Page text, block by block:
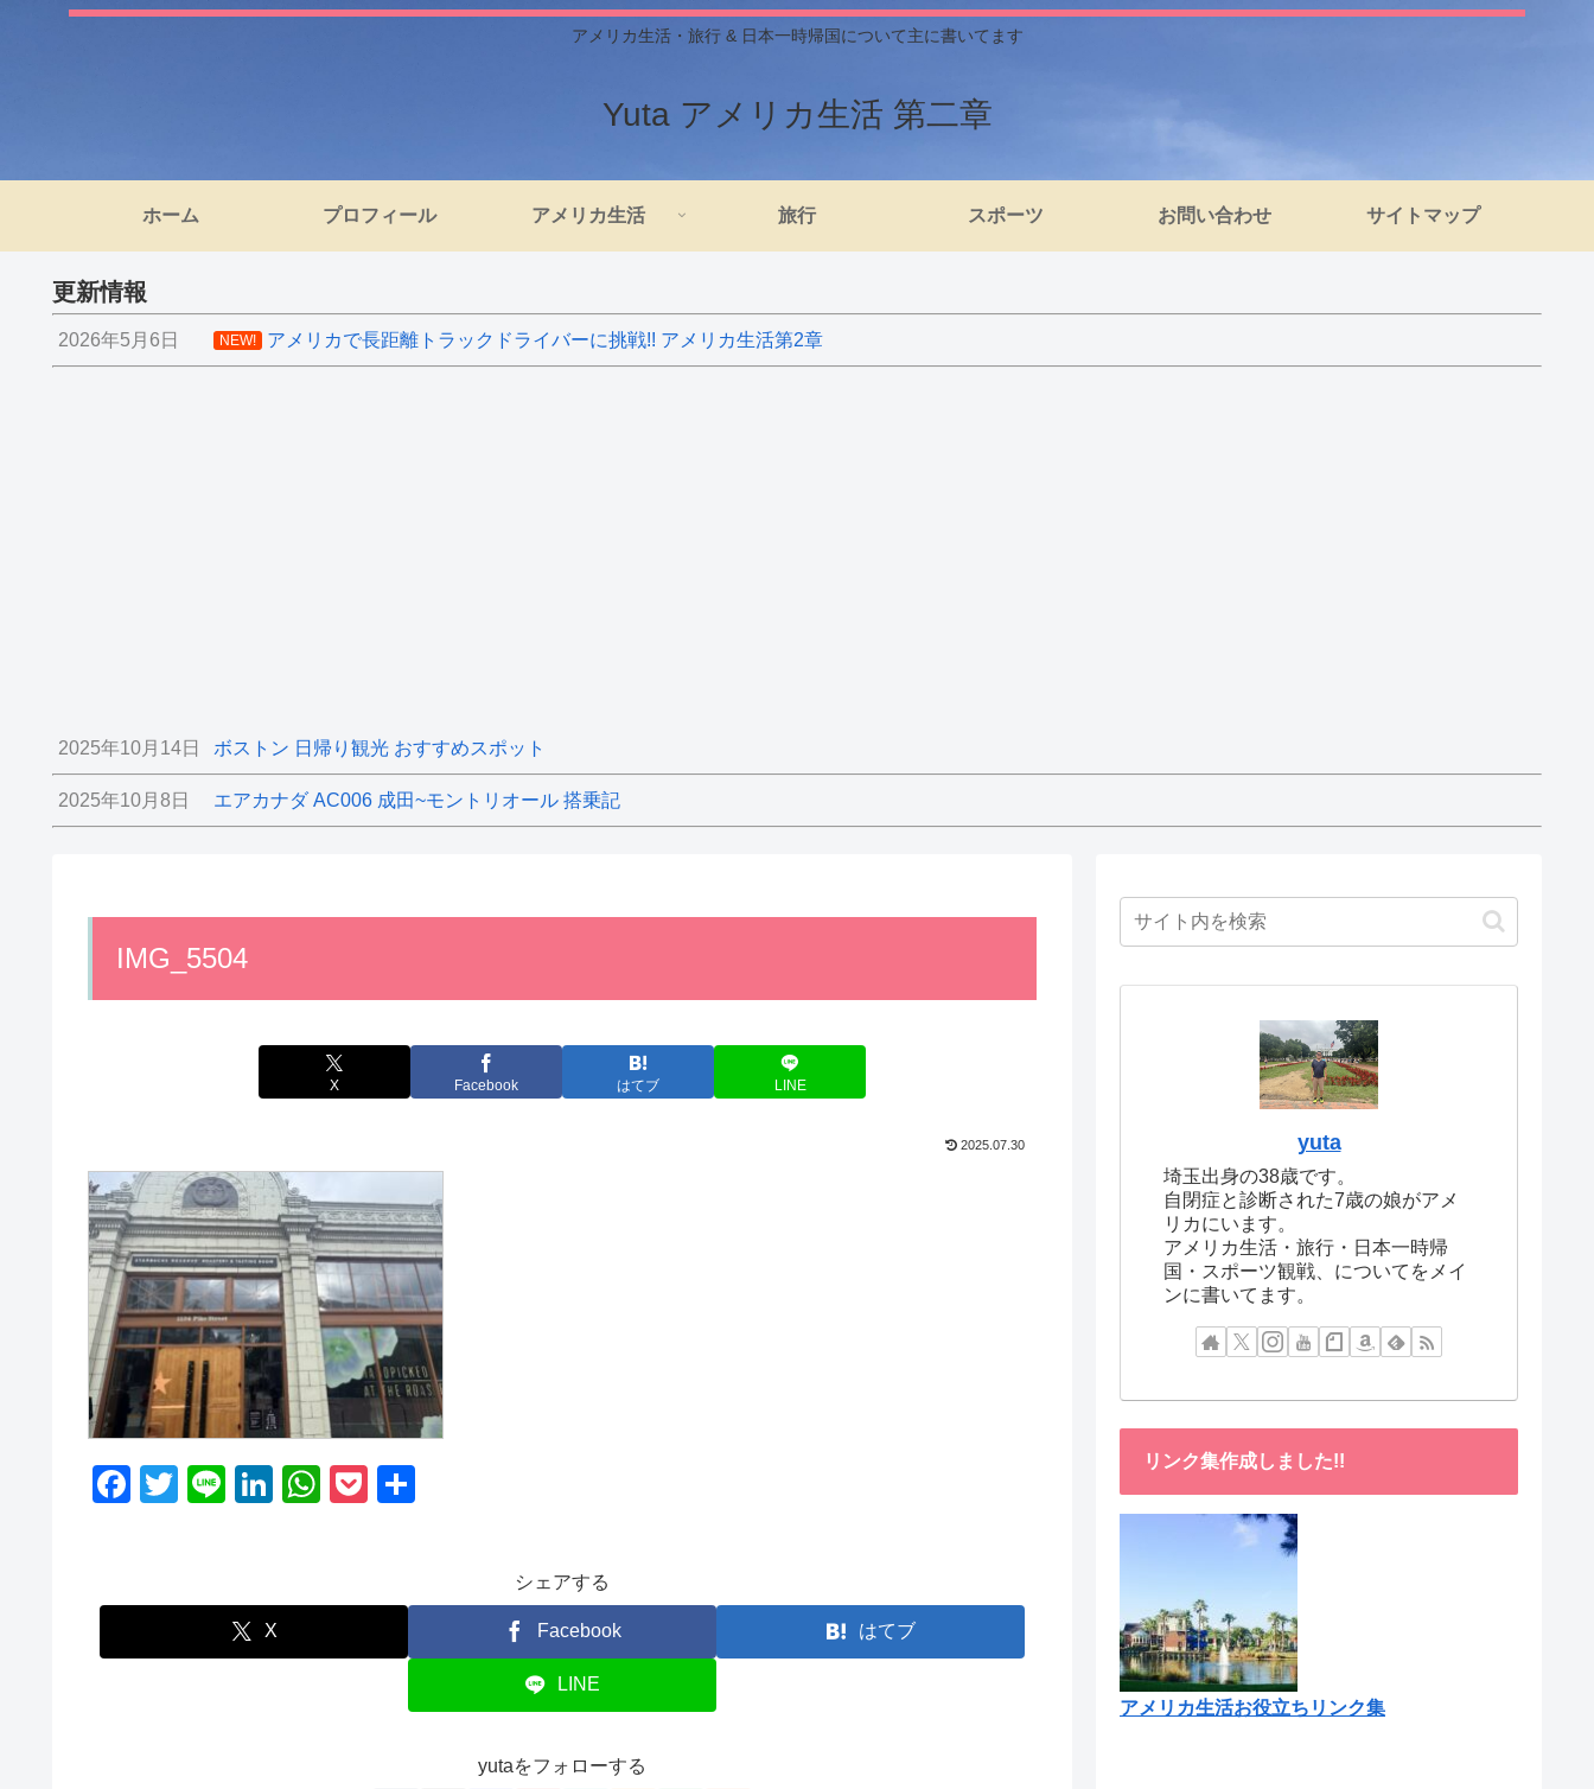
アメリカ生活・旅行 & 日本一時帰国について主に書いてます
Yuta アメリカ生活 第二章
ホーム プロフィール アメリカ生活 旅行 スポーツ お問い合わせ サイトマップ
更新情報
2026年5月6日 NEW! アメリカで長距離トラックドライバーに挑戦!! アメリカ生活第2章
2025年10月14日 ボストン 日帰り観光 おすすめスポット
2025年10月8日 エアカナダ AC006 成田~モントリオール 搭乗記
IMG_5504
X Facebook はてブ LINE
2025.07.30
F
e
T
er
Li
Li
e
dI
W
s
P
et
シェアする
X Facebook はてブ
LINE
yutaをフォローする
yuta
埼玉出身の38歳です。
自閉症と診断された7歳の娘がアメ
リカにいます。
アメリカ生活・旅行・日本一時帰
国・スポーツ観戦、についてをメイ
ンに書いてます。
リンク集作成しました!!
アメリカ生活お役立ちリンク集